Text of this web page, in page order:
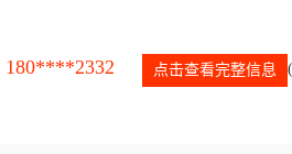
180****2332 点击查看完整信息